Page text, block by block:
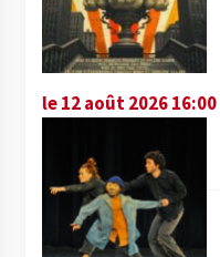
le 12 août 2026 16:00